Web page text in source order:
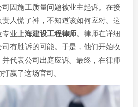
因施工质量问题被业主起诉。在接
人慌了神，不知道该如何应对。这
专业上海建设工程律师。律师在详细
有胜诉的可能。于是，他们开始收
代表公司出庭应诉。最终，在律师
赢了这场官司。